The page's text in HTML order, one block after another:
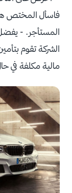
فاسأل المختص
المستأجر. -
الشركة تقوم
مالية مكلفة في